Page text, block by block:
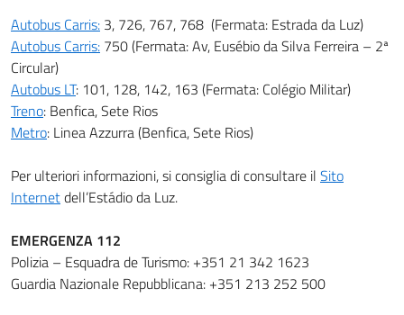
Autobus Carris: 3, 726, 767, 768 (Fermata: Estrada da Luz)
Autobus Carris: 750 (Fermata: Av, Eusébio da Silva Ferreira – 2ª
Circular)
Autobus LT: 101, 128, 142, 163 (Fermata: Colégio Militar)
Treno: Benfica, Sete Rios
Metro: Linea Azzurra (Benfica, Sete Rios)
Per ulteriori informazioni, si consiglia di consultare il Sito
Internetdell’Estádio da Luz.
EMERGENZA 112
Polizia – Esquadra de Turismo: +351 21 342 1623
Guardia Nazionale Repubblicana: +351 213 252 500